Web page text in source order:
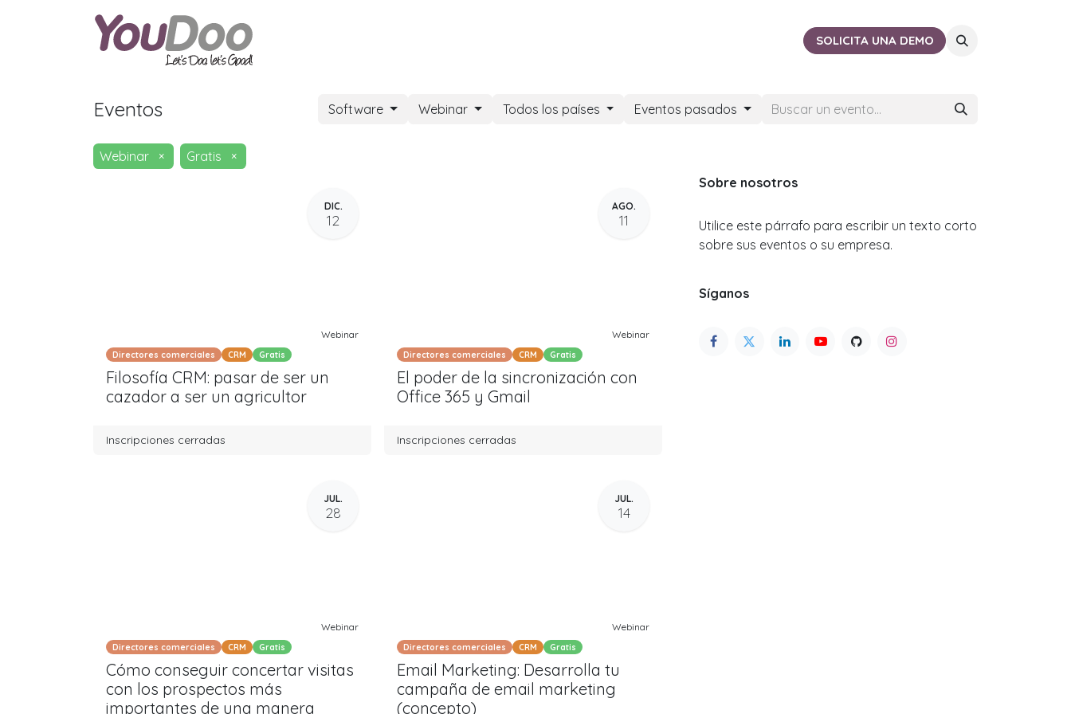
CERCA DE TISOLICITA UNA DEMO
Eventos Software Webinar Todos los países Eventos pasados
Webinar × Gratis ×
DIC.
12
Webinar
Directores comerciales CRM Gratis
Filosofía CRM: pasar de ser un
cazador a ser un agricultor
Inscripciones cerradas
AGO.
11
Webinar
Directores comerciales CRM Gratis
El poder de la sincronización con
Office 365 y Gmail
Inscripciones cerradas
JUL.
28
Webinar
Directores comerciales CRM Gratis
Cómo conseguir concertar visitas
con los prospectos más
importantes de una manera
JUL.
14
Webinar
Directores comerciales CRM Gratis
Email Marketing: Desarrolla tu
campaña de email marketing
(concepto)
Sobre nosotros
Utilice este párrafo para escribir un texto corto
sobre sus eventos o su empresa.
Síganos